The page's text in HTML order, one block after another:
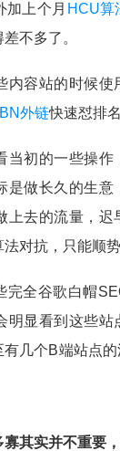
加上个月 HCU算
不多了。
内容站的时候使
外链快速怼排
当初的一些操作
是做长久的生意
上去的流量，迟
对抗，只能顺势
完全谷歌白帽
明显看到这些站
几个B端站点
其实并不重要